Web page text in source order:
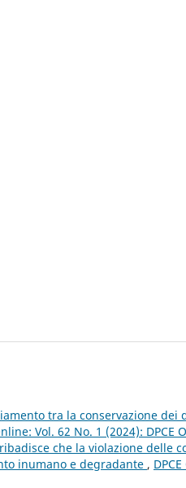
tra la conservazione
Vol. 62 No. 1 (2024): DPCE
ribadisce che la violazione
inumano e degradante ,